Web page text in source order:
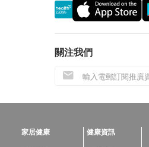
關注我們
家居健康 健康資訊